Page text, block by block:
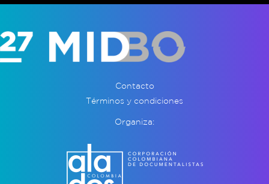
Contacto
Términos y condiciones
Organiza: